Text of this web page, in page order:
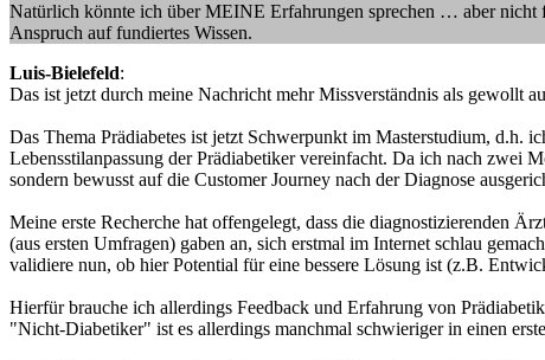
Natürlich könnte ich über MEINE Erfahrungen sprechen … aber
Anspruch auf fundiertes Wissen.
Luis-Bielefeld:
Das ist jetzt durch meine Nachricht mehr Missverständnis als gewollt
Das Thema Prädiabetes ist jetzt Schwerpunkt im Masterstudium, d.h.
Lebensstilanpassung der Prädiabetiker vereinfacht. Da ich nach zwei
sondern bewusst auf die Customer Journey nach der Diagnose
Meine erste Recherche hat offengelegt, dass die diagnostizierenden
(aus ersten Umfragen) gaben an, sich erstmal im Internet schlau
validiere nun, ob hier Potential für eine bessere Lösung ist (z.B.
Hierfür brauche ich allerdings Feedback und Erfahrung von
"Nicht-Diabetiker" ist es allerdings manchmal schwieriger in einen